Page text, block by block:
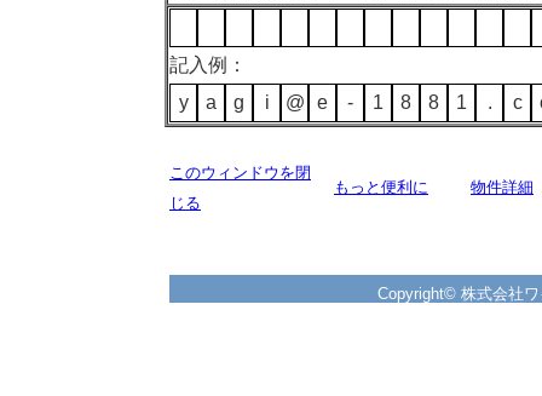
記入例：
y
a g i @ e - 1 8 8 1 . c
このウィンドウを閉
じる
もっと便利に 物件詳細
Copyright© 株式会社